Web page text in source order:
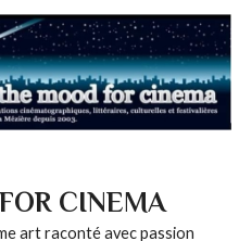
CINEMA
art raconté avec passion